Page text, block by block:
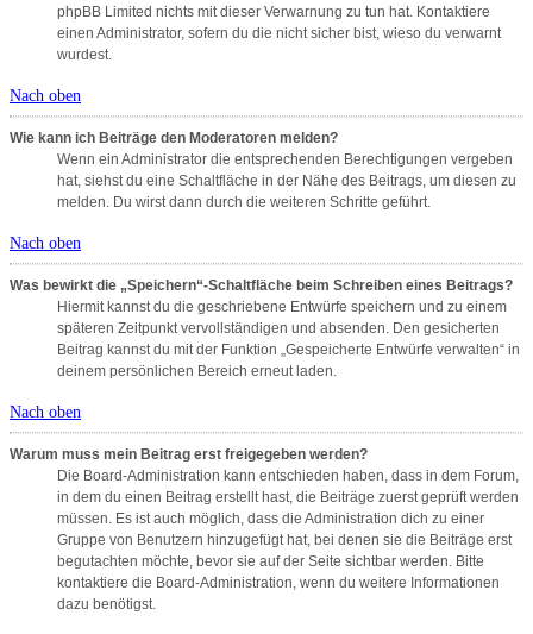
phpBB Limited nichts mit dieser Verwarnung zu tun hat. Kontaktiere
einen Administrator, sofern du die nicht sicher bist, wieso du verwarnt
wurdest.
Nach oben
Wie kann ich Beiträge den Moderatoren melden?
Wenn ein Administrator die entsprechenden Berechtigungen vergeben
hat, siehst du eine Schaltfläche in der Nähe des Beitrags, um diesen zu
melden. Du wirst dann durch die weiteren Schritte geführt.
Nach oben
Was bewirkt die „Speichern“-Schaltfläche beim Schreiben eines Beitrags?
Hiermit kannst du die geschriebene Entwürfe speichern und zu einem
späteren Zeitpunkt vervollständigen und absenden. Den gesicherten
Beitrag kannst du mit der Funktion „Gespeicherte Entwürfe verwalten“ in
deinem persönlichen Bereich erneut laden.
Nach oben
Warum muss mein Beitrag erst freigegeben werden?
Die Board-Administration kann entschieden haben, dass in dem Forum,
in dem du einen Beitrag erstellt hast, die Beiträge zuerst geprüft werden
müssen. Es ist auch möglich, dass die Administration dich zu einer
Gruppe von Benutzern hinzugefügt hat, bei denen sie die Beiträge erst
begutachten möchte, bevor sie auf der Seite sichtbar werden. Bitte
kontaktiere die Board-Administration, wenn du weitere Informationen
dazu benötigst.